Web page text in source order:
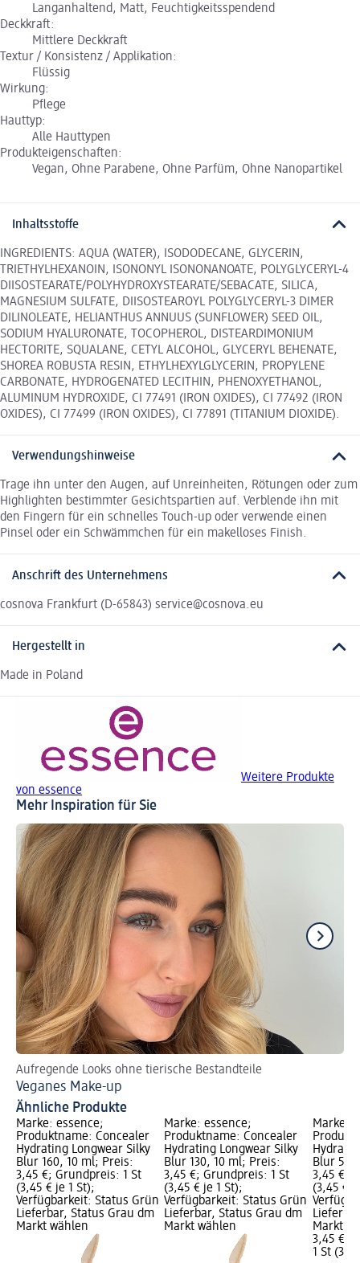
Langanhaltend, Matt, Feuchtigkeitsspendend
Deckkraft:
Mittlere Deckkraft
Textur / Konsistenz / Applikation:
Flüssig
Wirkung:
Pflege
Hauttyp:
Alle Hauttypen
Produkteigenschaften:
Vegan, Ohne Parabene, Ohne Parfüm, Ohne Nanopartikel
Inhaltsstoffe
INGREDIENTS: AQUA (WATER), ISODODECANE, GLYCERIN,
TRIETHYLHEXANOIN, ISONONYL ISONONANOATE, POLYGLYCERYL-4
DIISOSTEARATE/POLYHYDROXYSTEARATE/SEBACATE, SILICA,
MAGNESIUM SULFATE, DIISOSTEAROYL POLYGLYCERYL-3 DIMER
DILINOLEATE, HELIANTHUS ANNUUS (SUNFLOWER) SEED OIL,
SODIUM HYALURONATE, TOCOPHEROL, DISTEARDIMONIUM
HECTORITE, SQUALANE, CETYL ALCOHOL, GLYCERYL BEHENATE,
SHOREA ROBUSTA RESIN, ETHYLHEXYLGLYCERIN, PROPYLENE
CARBONATE, HYDROGENATED LECITHIN, PHENOXYETHANOL,
ALUMINUM HYDROXIDE, CI 77491 (IRON OXIDES), CI 77492 (IRON
OXIDES), CI 77499 (IRON OXIDES), CI 77891 (TITANIUM DIOXIDE).
Verwendungshinweise
Trage ihn unter den Augen, auf Unreinheiten, Rötungen oder zum
Highlighten bestimmter Gesichtspartien auf. Verblende ihn mit
den Fingern für ein schnelles Touch-up oder verwende einen
Pinsel oder ein Schwämmchen für ein makelloses Finish.
Anschrift des Unternehmens
cosnova Frankfurt (D-65843) service@cosnova.eu
Hergestellt in
Made in Poland
Weitere Produkte
von essence
Mehr Inspiration für Sie
Aufregende Looks ohne tierische Bestandteile
Veganes Make-up
Ähnliche Produkte
Marke: essence;
Produktname: Concealer
Hydrating Longwear Silky
Blur 160, 10 ml; Preis:
3,45 €; Grundpreis: 1 St
(3,45 € je 1 St);
Verfügbarkeit: Status Grün
Lieferbar, Status Grau dm
Markt wählen
Marke: essence;
Produktname: Concealer
Hydrating Longwear Silky
Blur 130, 10 ml; Preis:
3,45 €; Grundpreis: 1 St
(3,45 € je 1 St);
Verfügbarkeit: Status Grün
Lieferbar, Status Grau dm
Markt wählen
Marke:
Blur 50,
3,45 €;
(3,45 €
Markt
3,45 €
1 St